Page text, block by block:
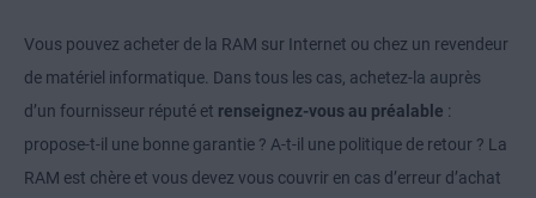
Vous pouvez acheter de la RAM sur Internet ou chez un revendeur
de matériel informatique. Dans tous les cas, achetez-la auprès
d’un fournisseur réputé et renseignez-vous au préalable :
propose-t-il une bonne garantie ? A-t-il une politique de retour ? La
RAM est chère et vous devez vous couvrir en cas d’erreur d’achat